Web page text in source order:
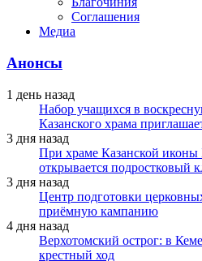
Соглашения
Медиа
Анонсы
1 день назад
Набор учащихся в
Казанского храма
3 дня назад
При храме Казанской
открывается подростковый
3 дня назад
Центр подготовки
приёмную кампанию
4 дня назад
Верхотомский острог: в
крестный ход